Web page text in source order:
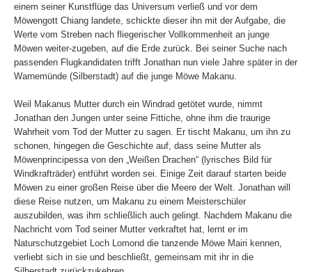
einem seiner Kunstflüge das Universum verließ und vor dem
Möwengott Chiang landete, schickte dieser ihn mit der Aufgabe, die
Werte vom Streben nach fliegerischer Vollkommenheit an junge
Möwen weiter-zugeben, auf die Erde zurück. Bei seiner Suche nach
passenden Flugkandidaten trifft Jonathan nun viele Jahre später in der
Warnemünde (Silberstadt) auf die junge Möwe Makanu.
Weil Makanus Mutter durch ein Windrad getötet wurde, nimmt
Jonathan den Jungen unter seine Fittiche, ohne ihm die traurige
Wahrheit vom Tod der Mutter zu sagen. Er tischt Makanu, um ihn zu
schonen, hingegen die Geschichte auf, dass seine Mutter als
Möwenprincipessa von den „Weißen Drachen“ (lyrisches Bild für
Windkrafträder) entführt worden sei. Einige Zeit darauf starten beide
Möwen zu einer großen Reise über die Meere der Welt. Jonathan will
diese Reise nutzen, um Makanu zu einem Meisterschüler
auszubilden, was ihm schließlich auch gelingt. Nachdem Makanu die
Nachricht vom Tod seiner Mutter verkraftet hat, lernt er im
Naturschutzgebiet Loch Lomond die tanzende Möwe Mairi kennen,
verliebt sich in sie und beschließt, gemeinsam mit ihr in die